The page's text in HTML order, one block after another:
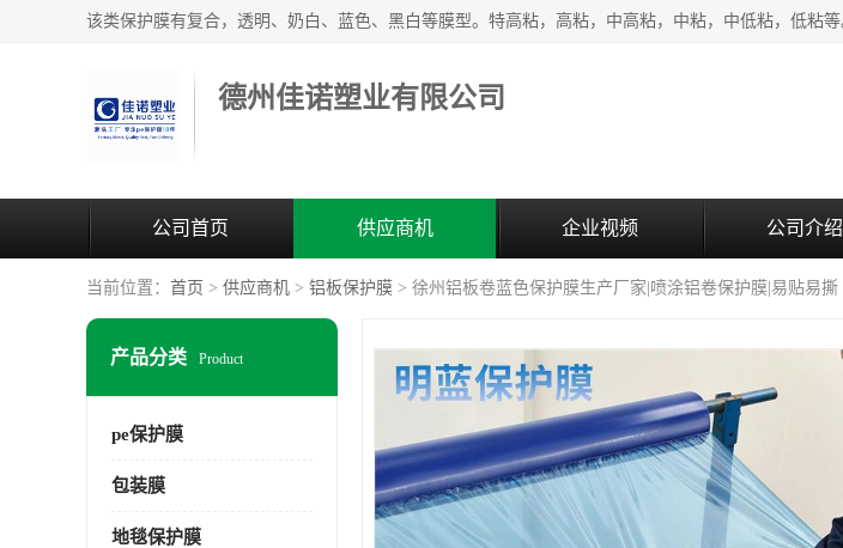
德州佳诺塑业有限公司
公司首页 供应商机 企业视频 公司介绍
当前位置： 首页 > 供应商机 > 铝板保护膜 > 徐州铝板卷蓝色保护膜生产厂家|喷涂铝卷保护膜|易贴易撕
产品分类 Product
pe保护膜
包装膜
地毯保护膜